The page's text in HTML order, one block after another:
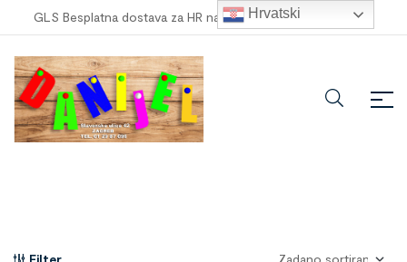
GLS Besplatna dostava za HR narudžbe veće od 100,00 €
Hrvatski